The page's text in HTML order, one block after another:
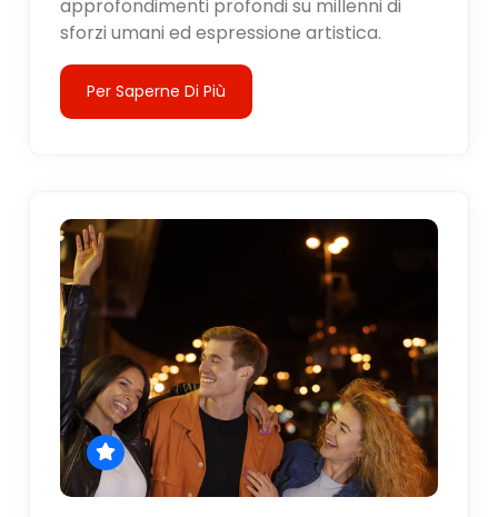
approfondimenti profondi su millenni di
sforzi umani ed espressione artistica.
Per Saperne Di Più